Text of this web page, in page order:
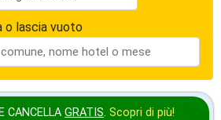
o lascia vuoto
CANCELLA GRATIS. Scopri di più!